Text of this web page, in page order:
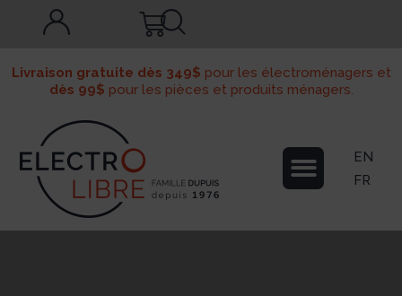
Livraison gratuite dès 349$ pour les électroménagers et
dès 99$ pour les pièces et produits ménagers.
EN
FR